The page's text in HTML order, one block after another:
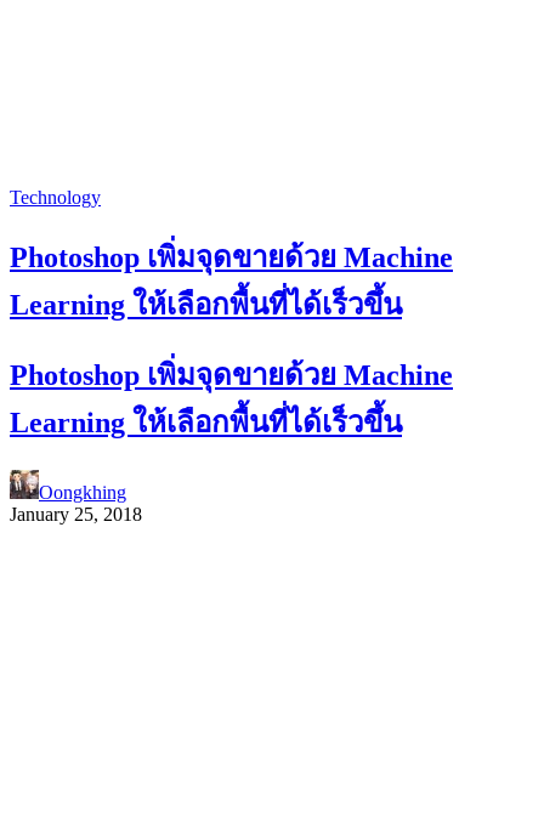
Technology
Photoshop เพิ่มจุดขายด้วย Machine
Learning ให้เลือกพื้นที่ได้เร็วขึ้น
Photoshop เพิ่มจุดขายด้วย Machine
Learning ให้เลือกพื้นที่ได้เร็วขึ้น
Oongkhing
January 25, 2018